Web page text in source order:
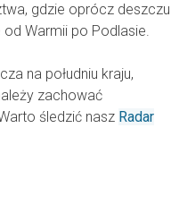
gdzie oprócz deszczu
Warmii po Podlasie.
na południu kraju,
zachować
śledzić nasz Radar